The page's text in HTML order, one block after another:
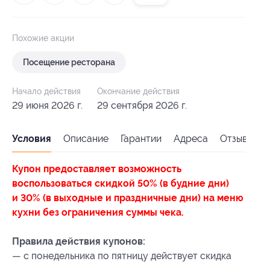
Похожие акции
Посещение ресторана
Начало действия
29 июня 2026 г.
Окончание действия
29 сентября 2026 г.
Условия Описание Гарантии Адреса Отзывы
Купон предоставляет возможность
воспользоваться скидкой 50% (в будние дни)
и 30% (в выходные и праздничные дни) на меню
кухни без ограничения суммы чека.
Правила действия купонов:
— с понедельника по пятницу действует скидка